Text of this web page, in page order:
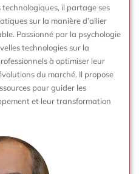
il partage ses
sur la manière d’allier
Passionné par la psychologie
technologies sur la
à optimiser leur
du marché. Il propose
pour guider les
et leur transformation